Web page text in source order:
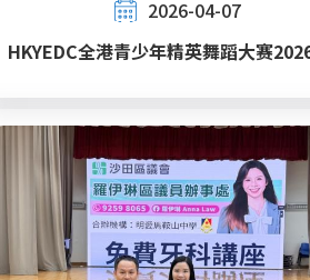
2026-04-07
HKYEDC全港青少年精英舞蹈大赛